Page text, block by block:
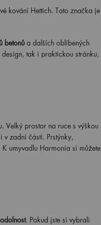
kování Hettich. Tato značka je
betonůa dalších oblíbených
tak i praktickou stránku,
Velký prostor na ruce s výškou
zadní části. Prstýnky,
umyvadlu Harmonia si můžete
. Pokud jste si vybrali